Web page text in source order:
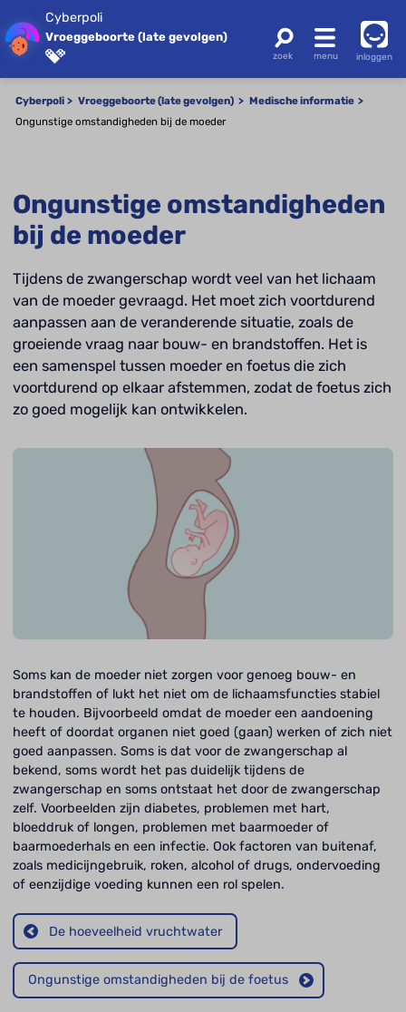
Cyberpoli
Vroeggeboorte (late gevolgen)
inloggen
Cyberpoli Vroeggeboorte (late gevolgen)
Medische informatie
Ongunstige omstandigheden bij de moeder
Ongunstige omstandigheden
bij de moeder
Tijdens de zwangerschap wordt veel van het lichaam
van de moeder gevraagd. Het moet zich voortdurend
aanpassen aan de veranderende situatie, zoals de
groeiende vraag naar bouw- en brandstoffen. Het is
een samenspel tussen moeder en foetus die zich
voortdurend op elkaar afstemmen, zodat de foetus zich
zo goed mogelijk kan ontwikkelen.
Soms kan de moeder niet zorgen voor genoeg bouw- en
brandstoffen of lukt het niet om de lichaamsfuncties stabiel
te houden. Bijvoorbeeld omdat de moeder een aandoening
heeft of doordat organen niet goed (gaan) werken of zich niet
goed aanpassen. Soms is dat voor de zwangerschap al
bekend, soms wordt het pas duidelijk tijdens de
zwangerschap en soms ontstaat het door de zwangerschap
zelf. Voorbeelden zijn diabetes, problemen met hart,
bloeddruk of longen, problemen met baarmoeder of
baarmoederhals en een infectie. Ook factoren van buitenaf,
zoals medicijngebruik, roken, alcohol of drugs, ondervoeding
of eenzijdige voeding kunnen een rol spelen.
De hoeveelheid vruchtwater
Ongunstige omstandigheden bij de foetus